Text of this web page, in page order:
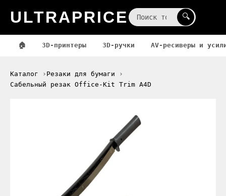
ULTRAPRICE 🔍
🏠 3D-принтеры 3D-ручки AV-ресиверы и
Каталог
Резаки для бумаги
Сабельный резак Office-Kit Trim A4D